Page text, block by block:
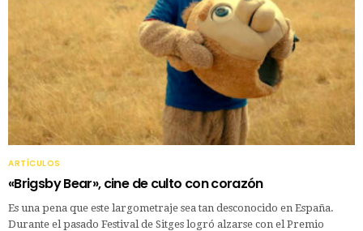
ARTÍCULOS
«Brigsby Bear», cine de culto con corazón
Es una pena que este largometraje sea tan desconocido en España.
Durante el pasado Festival de Sitges logró alzarse con el Premio